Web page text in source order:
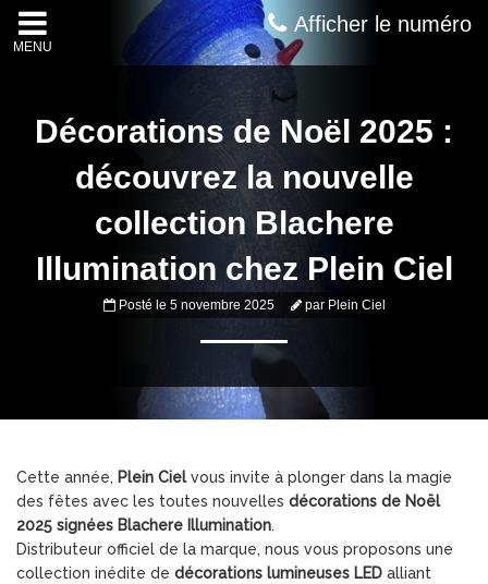
MENU
Afficher le numéro
Décorations de Noël 2025 :
découvrez la nouvelle
collection Blachere
Illumination chez Plein Ciel
Posté le 5 novembre 2025 par Plein Ciel
Cette année, Plein Cielvous invite à plonger dans la magie
des fêtes avec les toutes nouvelles décorations de Noël
2025 signées Blachere Illumination.
Distributeur officiel de la marque, nous vous proposons une
collection inédite de décorations lumineuses LED alliant